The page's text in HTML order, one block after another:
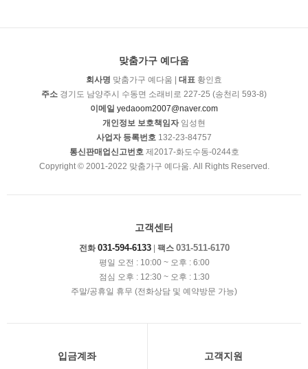
맞춤가구 예다움
회사명 맞춤가구 예다움 | 대표 황인효
주소 경기도 남양주시 수동면 소래비로 227-25 (송천리 593-8)
이메일 yedaoom2007@naver.com
개인정보 보호책임자임성현
사업자 등록번호 132-23-84757
통신판매업신고번호제2017-화도수동-0244호
Copyright © 2001-2022 맞춤가구 예다움. All Rights Reserved.
고객센터
전화 031-594-6133| 팩스 031-511-6170
평일 오전 : 10:00 ~ 오후 : 6:00
점심 오후 : 12:30 ~ 오후 : 1:30
주말/공휴일 휴무 (전화상담 및 예약방문 가능)
입금계좌 고객지원